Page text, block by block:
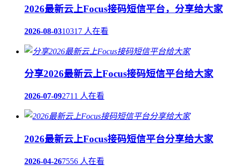
2026最新云上Focus接码短信平台，分享给大家
2026-08-0310317 人在看
分享2026最新云上Focus接码短信平台给大家
2026-07-092711 人在看
2026最新云上Focus接码短信平台分享给大家
2026-04-267556 人在看